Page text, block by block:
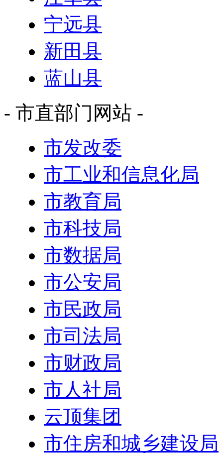
宁远县
新田县
蓝山县
- 市直部门网站 -
市发改委
市工业和信息化局
市教育局
市科技局
市数据局
市公安局
市民政局
市司法局
市财政局
市人社局
云顶集团
市住房和城乡建设局